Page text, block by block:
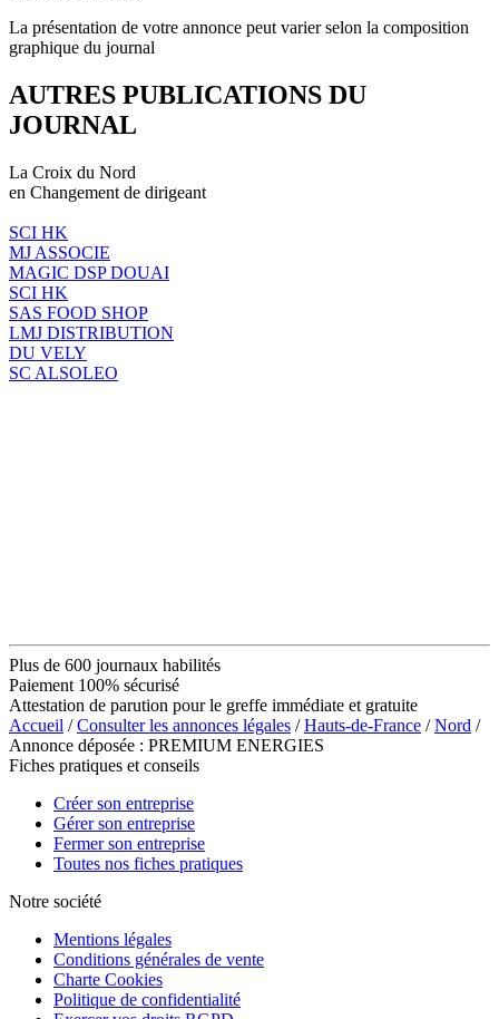
La présentation de votre annonce peut varier selon la composition
graphique du journal
AUTRES PUBLICATIONS DU
JOURNAL
La Croix du Nord
en Changement de dirigeant
SCI HK
MJ ASSOCIE
MAGIC DSP DOUAI
SCI HK
SAS FOOD SHOP
LMJ DISTRIBUTION
DU VELY
SC ALSOLEO
Plus de 600 journaux habilités
Paiement 100% sécurisé
Attestation de parution pour le greffe immédiate et gratuite
Accueil /Consulter les annonces légales /Hauts-de-France /Nord /
Annonce déposée : PREMIUM ENERGIES
Fiches pratiques et conseils
Créer son entreprise
Gérer son entreprise
Fermer son entreprise
Toutes nos fiches pratiques
Notre société
Mentions légales
Conditions générales de vente
Charte Cookies
Politique de confidentialité